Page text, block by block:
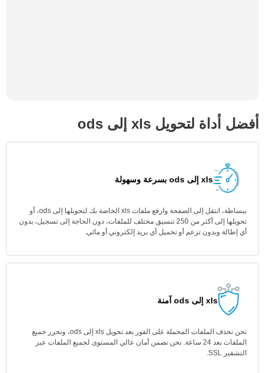
أفضل أداة لتحويل xls إلى ods
xls إلى ods بسرعة وسهولة
ببساطة، انتقل إلى الصفحة وارفع ملفات xls الخاصة بك لتحويلها إلى ods، أو
تحويلها إلى أكثر من 250 تنسيق مختلف للملفات، دون الحاجة إلى تسجيل، بدون
أي إطالة وبدون تزعم أو تحميل أي بريد إلكتروني أو مائي.
xls إلى ods آمنة
نحن نحذف الملفات المحملة على الفور بعد تحويل xls إلى ods، ونحرر جميع
الملفات بعد 24 ساعة. نحن نضمن أمان عالي المستوى لجميع الملفات عبر
التشفير SSL.